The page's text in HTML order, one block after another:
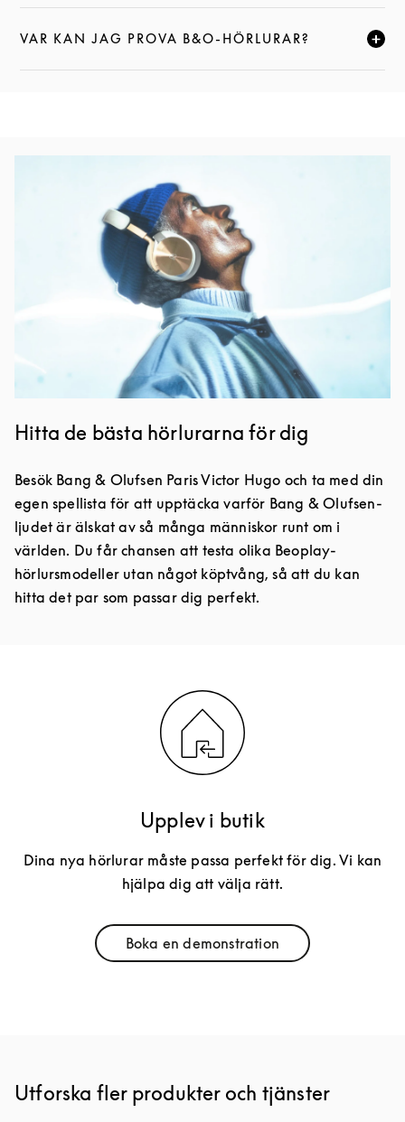
VAR KAN JAG PROVA B&O-HÖRLURAR?
KLICKA FÖR ATT EXPANDERA DEN HÄR
Hitta de bästa hörlurarna för dig
Besök Bang & Olufsen Paris Victor Hugo och ta med din
egen spellista för att upptäcka varför Bang & Olufsen-
ljudet är älskat av så många människor runt om i
världen. Du får chansen att testa olika Beoplay-
hörlursmodeller utan något köptvång, så att du kan
hitta det par som passar dig perfekt.
Upplev i butik
Dina nya hörlurar måste passa perfekt för dig. Vi kan
hjälpa dig att välja rätt.
Boka en demonstration
Link Opens in New Tab
Utforska fler produkter och tjänster